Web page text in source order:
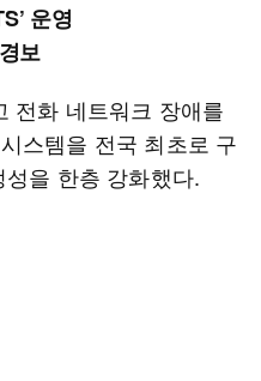
운영
보
전화 네트워크 장애를
스템을 전국 최초로 구
을 한층 강화했다.